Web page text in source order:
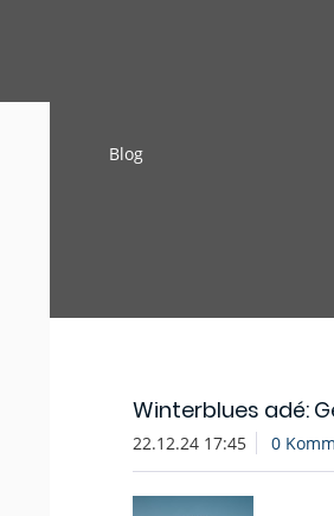
Blog
Winterblues adé:
22.12.24 17:45 0